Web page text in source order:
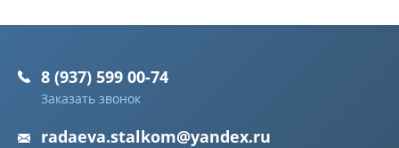
8 (937) 599 00-74
Заказать звонок
radaeva.stalkom@yandex.ru